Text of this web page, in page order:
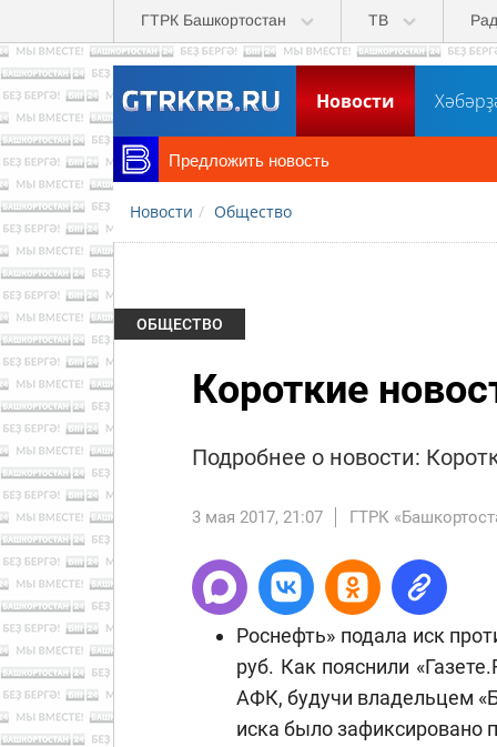
Перейти к основному содержанию
ГТРК Башкортостан ТВ
Новости
Предложить новость
Новости Общество
ОБЩЕСТВО
Короткие
Подробнее о новости:
3 мая 2017, 21:07 ГТРК
Роснефть» подала иск
руб. Как пояснили
АФК, будучи владельцем
иска было зафиксировано